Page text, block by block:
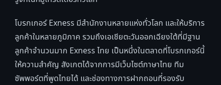
โบรกเกอร์ Exness มีสำนักงานหลายแห่งทั่วโลก และให้บริการ
ลูกค้าในหลายภูมิภาค รวมถึงเอเชียตะวันออกเฉียงใต้ที่มีฐาน
ลูกค้าจำนวนมาก Exness ไทย เป็นหนึ่งในตลาดที่โบรกเกอร์นี้
ให้ความสำคัญ สังเกตได้จากการมีเว็บไซต์ภาษาไทย ทีม
ซัพพอร์ตที่พูดไทยได้ และช่องทางการฝากถอนที่รองรับ